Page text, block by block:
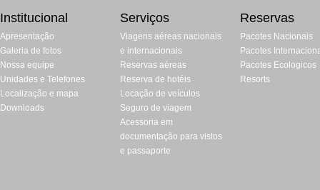
Institucional
Apresentação
Galeria de fotos
Nossa equipe
Unidades e Telefones
Localização e mapa
Downloads
Serviços
Viagens aéreas nacionais
e internacionais
Reservas aéreas
Reserva de hotéis
Locação de veículos
Seguro de viagem
Acessoria em
documentação para vistos
e passaporte
Reservas
Pacotes Nacionais
Pacotes
Pacotes Ecologicos
Resorts